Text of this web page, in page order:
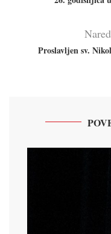
Proslavljen sv.